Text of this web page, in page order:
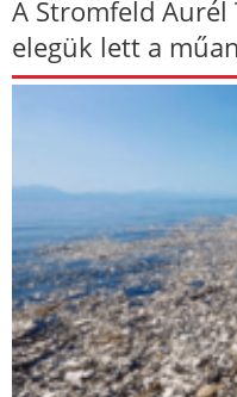
A Stromfeld
elegük lett a